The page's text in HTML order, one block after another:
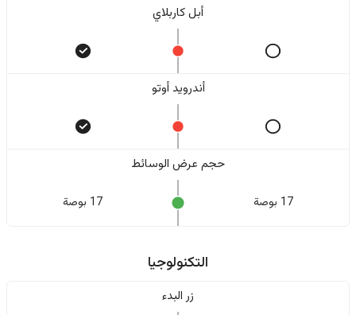
أبل كاربلاي
أندرويد أوتو
حجم عرض الوسائط
17 بوصة 17 بوصة
التكنولوجيا
زر البدء